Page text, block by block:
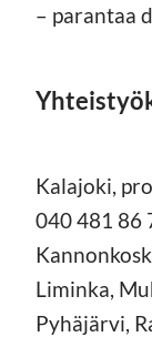
– parantaa
Kalajoki,
040 481 86
Liminka,
Pyhäjärvi,